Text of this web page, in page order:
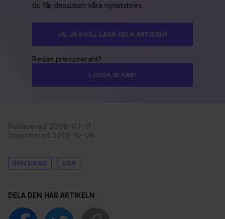
du får dessutom våra nyhetsbrev.
JA, JAG VILL LÄSA HELA ARTIKELN
Redan prenumerant?
LOGGA IN HÄR!
Publicerad 2008-07-11
Uppdaterad 2019-10-06
SAN DIEGO USA
DELA DEN HÄR ARTIKELN